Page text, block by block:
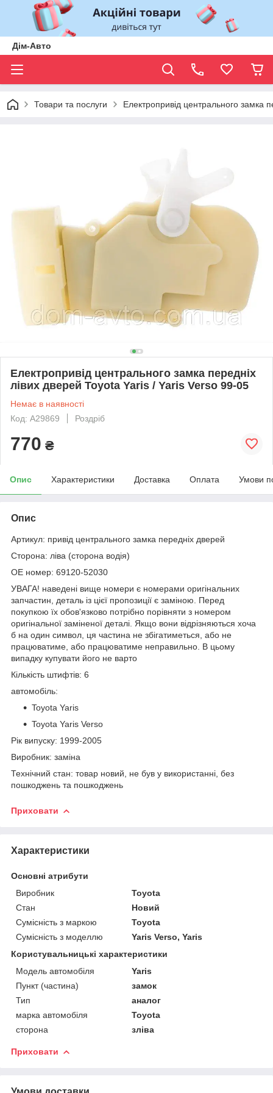
Дім-Авто
Товари та послуги Електропривід центрального замка
Електропривід центрального замка передніх
лівих дверей Toyota Yaris / Yaris Verso 99-05
Немає в наявності
Код: A29869
Роздріб
770 ₴
Опис Характеристики Доставка Оплата Умови
Опис
Артикул: привід центрального замка передніх дверей
Сторона: ліва (сторона водія)
OE номер: 69120-52030
УВАГА! наведені вище номери є номерами оригінальних
запчастин, деталь із цієї пропозиції є заміною. Перед
покупкою їх обов'язково потрібно порівняти з номером
оригінальної заміненої деталі. Якщо вони відрізняються хоча
б на один символ, ця частина не збігатиметься, або не
працюватиме, або працюватиме неправильно. В цьому
випадку купувати його не варто
Кількість штифтів: 6
автомобіль:
Toyota Yaris
Toyota Yaris Verso
Рік випуску: 1999-2005
Виробник: заміна
Технічний стан: товар новий, не був у використанні, без
пошкоджень та пошкоджень
Приховати
Характеристики
Основні атрибути
Виробник
Toyota
Стан
Новий
Сумісність з маркою
Toyota
Сумісність з моделлю
Yaris Verso, Yaris
Користувальницькі характеристики
Модель автомобіля
Yaris
Пункт (частина)
замок
Тип
аналог
марка автомобіля
Toyota
сторона
зліва
Приховати